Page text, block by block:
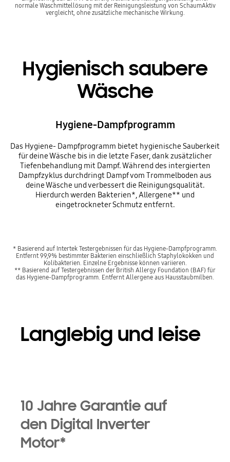
normale Waschmittellösung mit der Reinigungsleistung von SchaumAktiv
vergleicht, ohne zusätzliche mechanische Wirkung.
Hygienisch saubere
Wäsche
Hygiene-Dampfprogramm
Das Hygiene- Dampfprogramm bietet hygienische Sauberkeit
für deine Wäsche bis in die letzte Faser, dank zusätzlicher
Tiefenbehandlung mit Dampf. Während des intergierten
Dampfzyklus durchdringt Dampf vom Trommelboden aus
deine Wäsche und verbessert die Reinigungsqualität.
Hierdurch werden Bakterien*, Allergene** und
eingetrockneter Schmutz entfernt.
* Basierend auf Intertek Testergebnissen für das Hygiene-Dampfprogramm.
Entfernt 99,9% bestimmter Bakterien einschließlich Staphylokokken und
Kolibakterien. Einzelne Ergebnisse können variieren.
** Basierend auf Testergebnissen der British Allergy Foundation (BAF) für
das Hygiene-Dampfprogramm. Entfernt Allergene aus Hausstaubmilben.
Langlebig und leise
10 Jahre Garantie auf
den Digital Inverter
Motor*